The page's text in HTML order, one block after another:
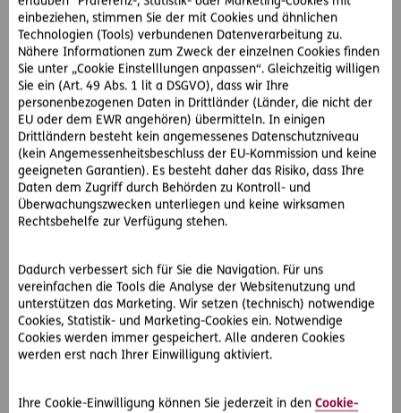
einbeziehen, stimmen Sie der mit Cookies und ähnlichen
Technologien (Tools) verbundenen Datenverarbeitung zu.
Nähere Informationen zum Zweck der einzelnen Cookies finden
Sie unter „Cookie Einstelllungen anpassen“. Gleichzeitig willigen
Sie ein (Art. 49 Abs. 1 lit a DSGVO), dass wir Ihre
personenbezogenen Daten in Drittländer (Länder, die nicht der
EU oder dem EWR angehören) übermitteln. In einigen
Drittländern besteht kein angemessenes Datenschutzniveau
(kein Angemessenheitsbeschluss der EU-Kommission und keine
geeigneten Garantien). Es besteht daher das Risiko, dass Ihre
Daten dem Zugriff durch Behörden zu Kontroll- und
Überwachungszwecken unterliegen und keine wirksamen
Rechtsbehelfe zur Verfügung stehen.
Dadurch verbessert sich für Sie die Navigation. Für uns
vereinfachen die Tools die Analyse der Websitenutzung und
unterstützen das Marketing. Wir setzen (technisch) notwendige
Cookies, Statistik- und Marketing-Cookies ein. Notwendige
Cookies werden immer gespeichert. Alle anderen Cookies
werden erst nach Ihrer Einwilligung aktiviert.
Ihre Cookie-Einwilligung können Sie jederzeit in den Cookie-
#Rechtsfälle #sonstige Verfahren
2020-05-01
Versicherungsvermittler benötigt digitalen
Unterschriftenlink! Was nun?
Der Versicherungsmakler Stefan M. soll für eine Kundin eine
Rechtsschutzversicherung abschließen. Da er aber noch keine
Vollmacht von ihr für den…